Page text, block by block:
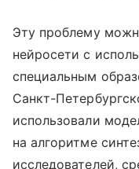
Эту проблему
нейросети с
специальным
Санкт-
использовали
на алгоритме
исследователей,